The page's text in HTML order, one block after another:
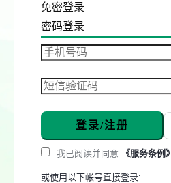
免密登录
密码登录
登录/注册
我已阅读并同意 《服务条例》
或使用以下帐号直接登录: